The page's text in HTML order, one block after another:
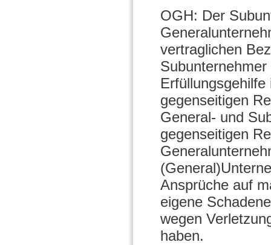
OGH: Der
vertraglichen
gegenseitigen
General- und
gegenseitigen
Ansprüche auf
eigene
wegen
haben.